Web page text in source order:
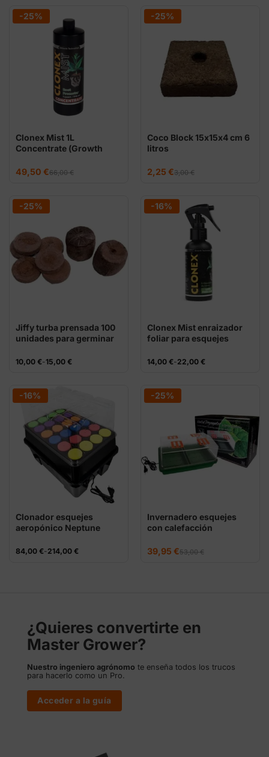
-25%
Clonex Mist 1L
Concentrate (Growth
Enraizamiento rápido
66,00€
El
precio
66,00 €.
49,50 €
El
precio
49,50 €.
-25%
Coco Block 15x15x4 cm 6
litros
3,00€
El
precio
3,00 €.
2,25 €
El
precio
2,25 €.
-25%
Jiffy turba prensada 100
unidades para germinar
10,00 €-15,00 €
Rango
10,00 €
hasta
15,00 €
-16%
Clonex Mist enraizador
foliar para esquejes
14,00 €-22,00 €
Rango
14,00 €
hasta
22,00 €
-16%
Clonador esquejes
aeropónico Neptune
84,00 €-214,00 €
Rango
-25%
Invernadero esquejes
con calefacción
53,00€
El
precio
39,95 €
El
precio
¿Quieres convertirte en
Master Grower?
Nuestro ingeniero agrónomo te enseña todos los trucos
para hacerlo como un Pro.
Acceder a la guía